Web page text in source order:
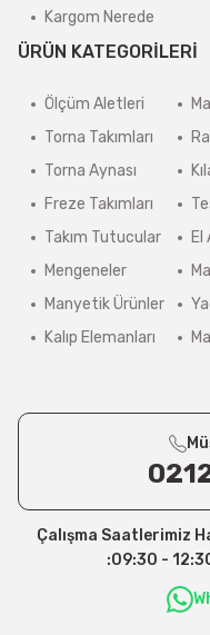
Kargom Nerede
ÜRÜN KATEGORİLERİ
Ölçüm Aletleri
Torna Takımları
Torna Aynası
Freze Takımları
Takım Tutucular
Mengeneler
Manyetik Ürünler
Kalıp Elemanları
El
Çalışma Saatlerimiz
:09:30 -